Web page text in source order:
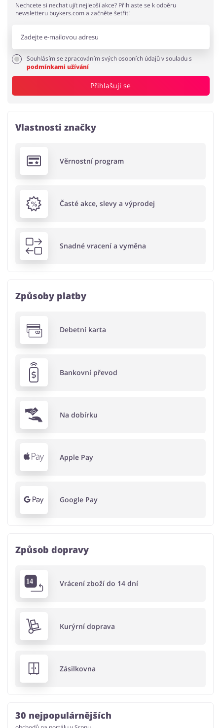
Nechcete si nechat ujít nejlepší akce? Přihlaste se k odběru
newsletteru buykers.com a začněte šetřit!
Souhlásím se zpracováním svých osobních údajů v souladu s
podmínkami užívání
Přihlašuji se
Vlastnosti značky
Věrnostní program
Časté akce, slevy a výprodej
Snadné vracení a vyměna
Způsoby platby
Debetní karta
Bankovní převod
Na dobírku
Apple Pay
Google Pay
Způsob dopravy
Vrácení zboží do 14 dní
Kurýrní doprava
Zásilkovna
30 nejpopulárnějších